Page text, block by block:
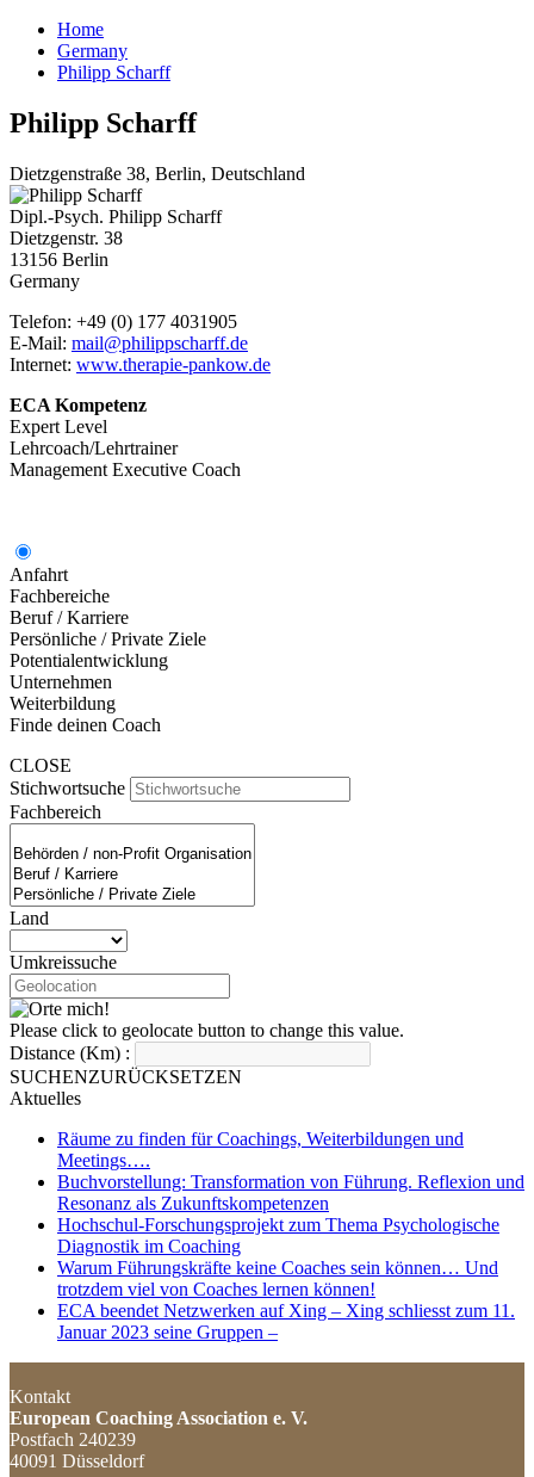
Home
Germany
Philipp Scharff
Philipp Scharff
Dietzgenstraße 38, Berlin, Deutschland
Dipl.-Psych. Philipp Scharff
Dietzgenstr. 38
13156 Berlin
Germany
Telefon: +49 (0) 177 4031905
E-Mail: mail@philippscharff.de
Internet: www.therapie-pankow.de
ECA Kompetenz
Expert Level
Lehrcoach/Lehrtrainer
Management Executive Coach
Anfahrt
Fachbereiche
Beruf / Karriere
Persönliche / Private Ziele
Potentialentwicklung
Unternehmen
Weiterbildung
Finde deinen Coach
CLOSE
Stichwortsuche
Fachbereich
Land
Umkreissuche
Please click to geolocate button to change this value.
Distance (Km) :
SUCHENZURÜCKSETZEN
Aktuelles
Räume zu finden für Coachings, Weiterbildungen und
Meetings….
Buchvorstellung: Transformation von Führung. Reflexion und
Resonanz als Zukunftskompetenzen
Hochschul-Forschungsprojekt zum Thema Psychologische
Diagnostik im Coaching
Warum Führungskräfte keine Coaches sein können… Und
trotzdem viel von Coaches lernen können!
ECA beendet Netzwerken auf Xing – Xing schliesst zum 11.
Januar 2023 seine Gruppen –
Kontakt
European Coaching Association e. V.
Postfach 240239
40091 Düsseldorf